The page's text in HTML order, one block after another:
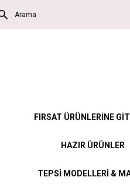
FIRSAT ÜRÜNLERİNE GİT
HAZIR ÜRÜNLER
TEPSİ MODELLERİ &